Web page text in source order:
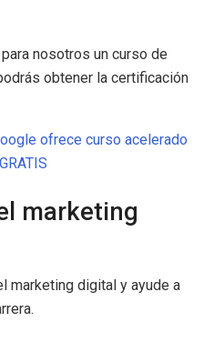
nosotros un curso de
obtener la certificación
ofrece curso acelerado
marketing
marketing digital y ayude a